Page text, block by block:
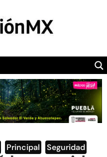
Principal Seguridad